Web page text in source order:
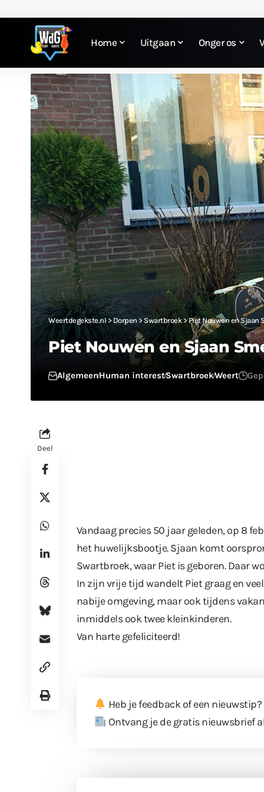
Home Uitgaan Onger os
Weertdegekste.nl> Dorpen > Swartbroek>Piet Nouwen en Sjaan
Piet Nouwen en Sjaan
AlgemeenHuman interestSwartbroekWeert
Deel
Vandaag precies 50 jaar geleden, op 8
het huwelijksbootje. Sjaan komt
Swartbroek, waar Piet is geboren. Daar
In zijn vrije tijd wandelt Piet graag en
nabije omgeving, maar ook tijdens
inmiddels ook twee kleinkinderen.
Van harte gefeliciteerd!
Heb je feedback of een nieuwstip?
Ontvang je de gratis nieuwsbrief